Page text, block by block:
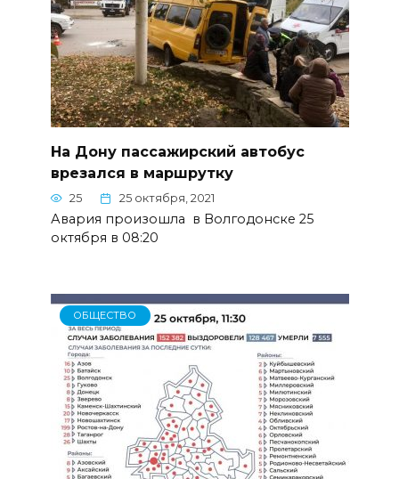
На Дону пассажирский автобус
врезался в маршрутку
25 25 октября, 2021
Авария произошла в Волгодонске 25
октября в 08:20
ОБЩЕСТВО